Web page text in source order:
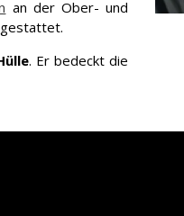
an der Ober- und
. Er bedeckt die